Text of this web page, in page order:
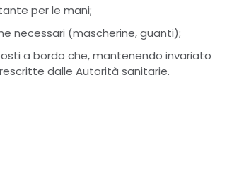
per le mani;
necessari (mascherine, guanti);
a bordo che, mantenendo invariato
dalle Autorità sanitarie.